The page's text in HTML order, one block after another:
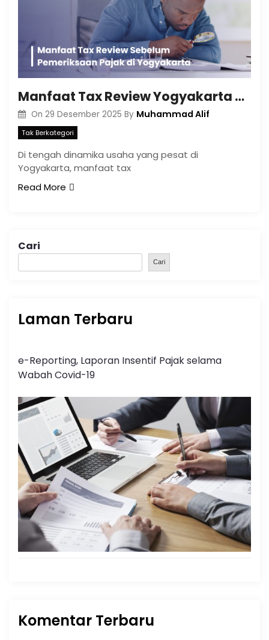
Manfaat Tax Review Yogyakarta Sebelum Pemeriksaan Pajak
On 29 Desember 2025 By Muhammad Alif
Tak Berkategori
Di tengah dinamika usaha yang pesat di
Yogyakarta, manfaat tax
Read More
Cari
Cari
Laman Terbaru
e-Reporting, Laporan Insentif Pajak selama
Wabah Covid-19
Komentar Terbaru